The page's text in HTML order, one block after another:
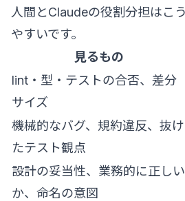
人間とClaudeの役割分担はこ
やすいです。
見るもの
lint・型・テストの合否、差分
サイズ
機械的なバグ、規約違反、抜け
たテスト観点
設計の妥当性、業務的に正しい
か、命名の意図